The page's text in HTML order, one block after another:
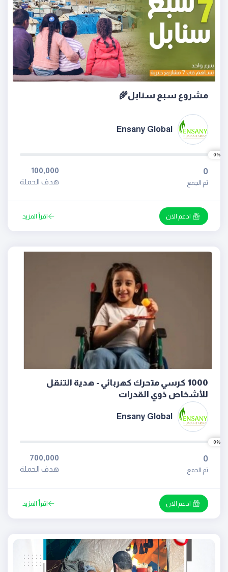
مشروع سبع سنابل🌾
Ensany Global
0%
0
تم الجمع
100,000
هدف الحملة
ادعم الان اقرأ المزيد
1000 كرسي متحرك كهربائي - هدية التنقل
للأشخاص ذوي القدرات
Ensany Global
0%
0
تم الجمع
700,000
هدف الحملة
ادعم الان اقرأ المزيد